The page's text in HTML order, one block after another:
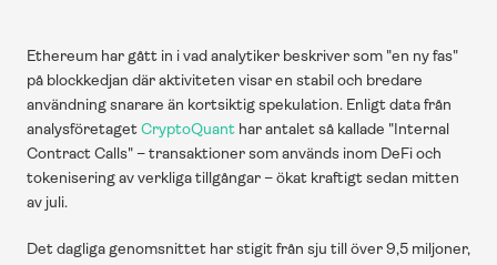
Ethereum har gått in i vad analytiker beskriver som "en ny fas"
på blockkedjan där aktiviteten visar en stabil och bredare
användning snarare än kortsiktig spekulation. Enligt data från
analysföretaget CryptoQuant har antalet så kallade "Internal
Contract Calls" – transaktioner som används inom DeFi och
tokenisering av verkliga tillgångar – ökat kraftigt sedan mitten
av juli.
Det dagliga genomsnittet har stigit från sju till över 9,5 miljoner,